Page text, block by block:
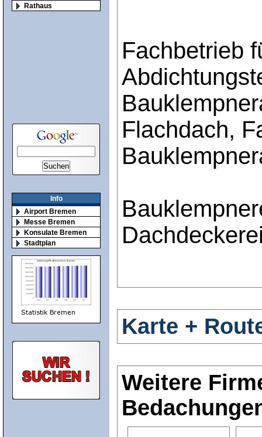
Rathaus
Info
Airport Bremen
Messe Bremen
Konsulate Bremen
Stadtplan
Fachbetrieb
Flachdach,
Karte +
Weitere